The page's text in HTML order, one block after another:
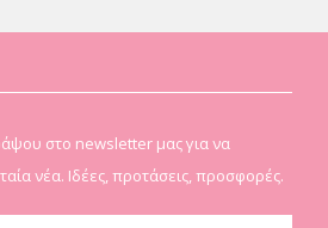
στο newsletter μας για να
νέα. Ιδέες, προτάσεις, προσφορές.